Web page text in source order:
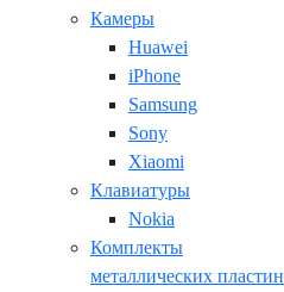
Камеры
Huawei
iPhone
Samsung
Sony
Xiaomi
Клавиатуры
Nokia
Комплекты
металлических пластин